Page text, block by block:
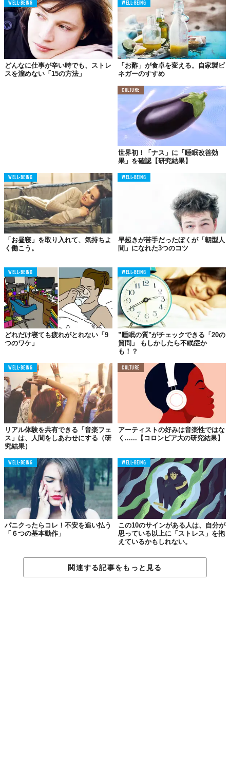
「The New York Times」に掲載されている調査で、自転車のライ
ダーにそれぞれテンポの違う楽曲を聴いてもらい、そのパフォー
下。さらに、テンポが上がった場合にはそうでない場合と比べ、
同じ時間でも長距離を走っていたことがわかったそうです。
体力の回復が早まる？
では、ハードな運動のあとに大好きな音楽を聴くことで、疲労の
回復スピードが早まることが実証されたとか。エクササイズ中の
みならず、汗を流したあとも音楽を聴きましょう。
07.
脳卒中にも…
フィンランドで行われた 調査 によれば、1日に2時間音楽を聴いた
ところ、脳卒中の治癒が早まり機能改善が見られたそう。言語能
力や興味関心のレベルが上がったというから驚きです。
08.
WELL-BEING
どんなに仕事が辛い時でも、ストレ
スを溜めない「15の方法」
WELL-BEING
「お酢」が食卓を変える。自家製ビ
ネガーのすすめ
CULTURE
世界初！「ナス」に「睡眠改善効
果」を確認【研究結果】
WELL-BEING
「お昼寝」を取り入れて、気持ちよ
く働こう。
WELL-BEING
早起きが苦手だったぼくが「朝型人
間」になれた3つのコツ
WELL-BEING
どれだけ寝ても疲れがとれない「9
つのワケ」
WELL-BEING
”睡眠の質"がチェックできる「20の
質問」 もしかしたら不眠症か
も！？
WELL-BEING
リアル体験を共有できる「音楽フェ
ス」は、人間をしあわせにする（研
究結果）
CULTURE
アーティストの好みは音楽性ではな
く......【コロンビア大の研究結果】
WELL-BEING
パニクったらコレ！不安を追い払う
「６つの基本動作」
WELL-BEING
この10のサインがある人は、自分が
思っている以上に「ストレス」を抱
えているかもしれない。
関連する記事をもっと見る